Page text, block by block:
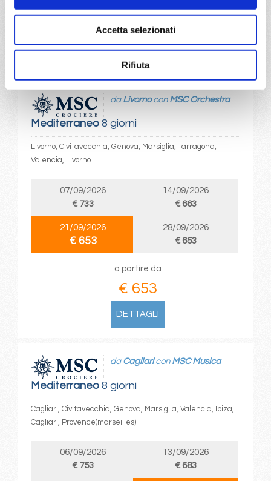
Accetta selezionati
Rifiuta
a partire da
€ 653
DETTAGLI
Mediterraneo8 giorni
da Livornocon MSC Orchestra
Livorno, Civitavecchia, Genova, Marsiglia, Tarragona,
Valencia, Livorno
07/09/2026
€ 733
14/09/2026
€ 663
21/09/2026
€ 653
28/09/2026
€ 653
a partire da
€ 653
DETTAGLI
Mediterraneo8 giorni
da Cagliaricon MSC Musica
Cagliari, Civitavecchia, Genova, Marsiglia, Valencia, Ibiza,
Cagliari, Provence(marseilles)
06/09/2026
€ 753
13/09/2026
€ 683